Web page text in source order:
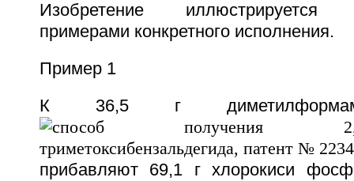
Изобретение иллюстрируется
примерами конкретного исполнения.
Пример 1
К 36,5 г
прибавляют 69,1 г хлорокиси